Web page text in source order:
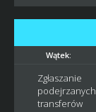
Wątek:
Zgłaszanie
podejrzanych
transferów